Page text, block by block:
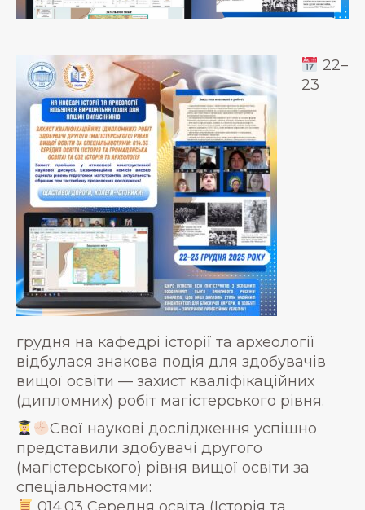
22–
23
грудня на кафедрі історії та археології
відбулася знакова подія для здобувачів
вищої освіти — захист кваліфікаційних
(дипломних) робіт магістерського рівня.
Свої наукові дослідження успішно
представили здобувачі другого
(магістерського) рівня вищої освіти за
спеціальностями: